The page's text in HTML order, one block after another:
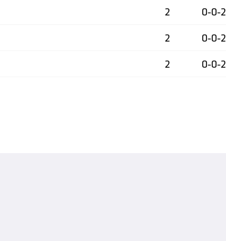
2 0-0-2
2 0-0-2
2 0-0-2